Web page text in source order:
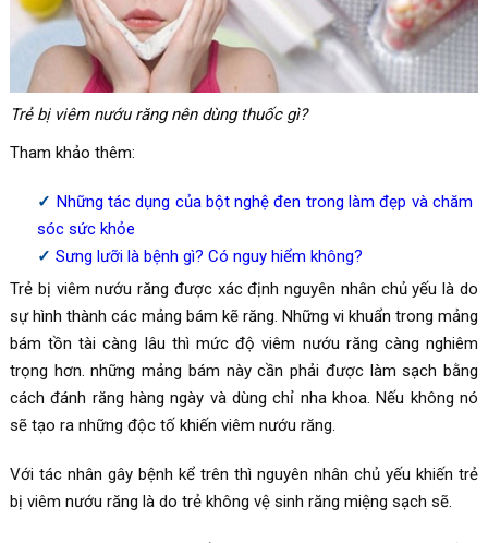
Trẻ bị viêm nướu răng nên dùng thuốc gì?
Tham khảo thêm:
Những tác dụng của bột nghệ đen trong làm đẹp và chăm
sóc sức khỏe
Sưng lưỡi là bệnh gì? Có nguy hiểm không?
Trẻ bị viêm nướu răng được xác định nguyên nhân chủ yếu là do
sự hình thành các mảng bám kẽ răng. Những vi khuẩn trong mảng
bám tồn tài càng lâu thì mức độ viêm nướu răng càng nghiêm
trọng hơn. những mảng bám này cần phải được làm sạch bằng
cách đánh răng hàng ngày và dùng chỉ nha khoa. Nếu không nó
sẽ tạo ra những độc tố khiến viêm nướu răng.
Với tác nhân gây bệnh kể trên thì nguyên nhân chủ yếu khiến trẻ
bị viêm nướu răng là do trẻ không vệ sinh răng miệng sạch sẽ.